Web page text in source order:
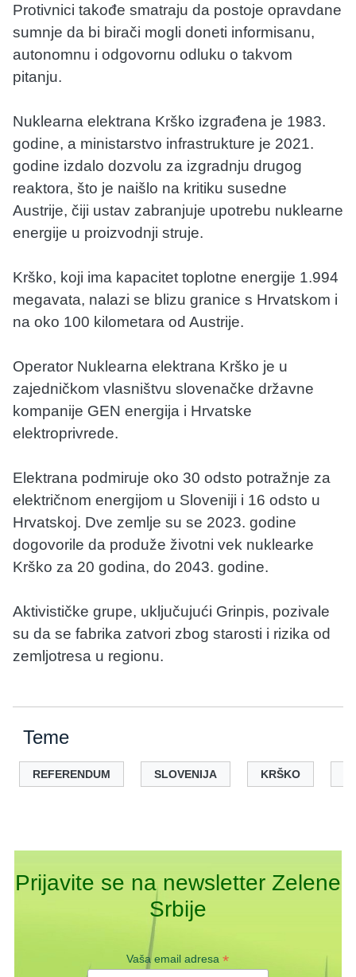
Protivnici takođe smatraju da postoje opravdane
sumnje da bi birači mogli doneti informisanu,
autonomnu i odgovornu odluku o takvom
pitanju.
Nuklearna elektrana Krško izgrađena je 1983.
godine, a ministarstvo infrastrukture je 2021.
godine izdalo dozvolu za izgradnju drugog
reaktora, što je naišlo na kritiku susedne
Austrije, čiji ustav zabranjuje upotrebu nuklearne
energije u proizvodnji struje.
Krško, koji ima kapacitet toplotne energije 1.994
megavata, nalazi se blizu granice s Hrvatskom i
na oko 100 kilometara od Austrije.
Operator Nuklearna elektrana Krško je u
zajedničkom vlasništvu slovenačke državne
kompanije GEN energija i Hrvatske
elektroprivrede.
Elektrana podmiruje oko 30 odsto potražnje za
električnom energijom u Sloveniji i 16 odsto u
Hrvatskoj. Dve zemlje su se 2023. godine
dogovorile da produže životni vek nuklearke
Krško za 20 godina, do 2043. godine.
Aktivističke grupe, uključujući Grinpis, pozivale
su da se fabrika zatvori zbog starosti i rizika od
zemljotresa u regionu.
Teme
REFERENDUM SLOVENIJA KRŠKO
Prijavite se na newsletter Zelene
Srbije
Vaša email adresa*